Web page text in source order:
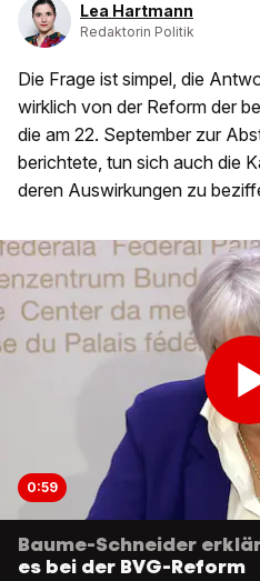
Lea Hartmann
Redaktorin Politik
Die Frage ist simpel, die
wirklich von der Reform der
die am 22. September zur
berichtete, tun sich auch die
deren Auswirkungen zu
0:59
Baume-Schneider
es bei der BVG-Reform